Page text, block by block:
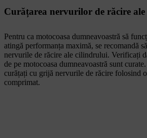
Curățarea nervurilor de răcire
Pentru ca motocoasa dumneavoastră să
atingă performanța maximă, se recomandă
nervurile de răcire ale cilindrului. Verificați
de pe motocoasa dumneavoastră sunt
curățați cu grijă nervurile de răcire folosind
comprimat.